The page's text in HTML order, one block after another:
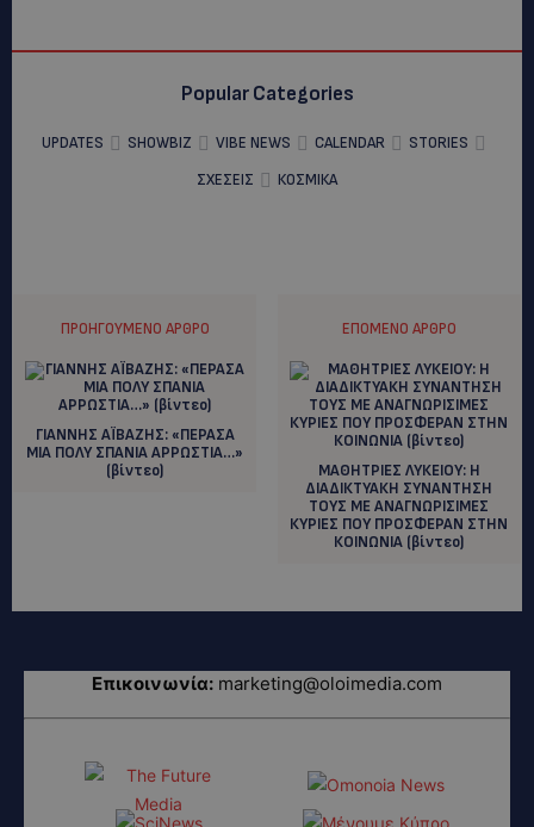
Popular Categories
UPDATES SHOWBIZ VIBE NEWS CALENDAR
STORIES
ΣΧΕΣΕΙΣ
ΚΟΣΜΙΚΑ
ΠΡΟΗΓΟΎΜΕΝΟ ΆΡΘΡΟ
ΓΙΑΝΝΗΣ ΑΪΒΑΖΗΣ: «ΠΕΡΑΣΑ
ΜΙΑ ΠΟΛΥ ΣΠΑΝΙΑ ΑΡΡΩΣΤΙΑ…»
(βίντεο)
ΕΠΌΜΕΝΟ ΆΡΘΡΟ
ΜΑΘΗΤΡΙΕΣ ΛΥΚΕΙΟΥ: Η
ΔΙΑΔΙΚΤΥΑΚΗ ΣΥΝΑΝΤΗΣΗ
ΤΟΥΣ ΜΕ ΑΝΑΓΝΩΡΙΣΙΜΕΣ
ΚΥΡΙΕΣ ΠΟΥ ΠΡΟΣΦΕΡΑΝ ΣΤΗΝ
ΚΟΙΝΩΝΙΑ (βίντεο)
Επικοινωνία: marketing@oloimedia.com